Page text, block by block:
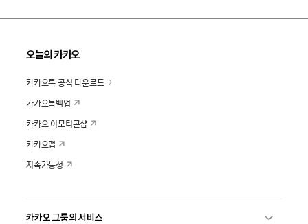
오늘의 카카오
카카오톡 공식 다운로드
카카오톡백업
카카오 이모티콘샵
카카오맵
지속가능성
카카오 그룹의 서비스